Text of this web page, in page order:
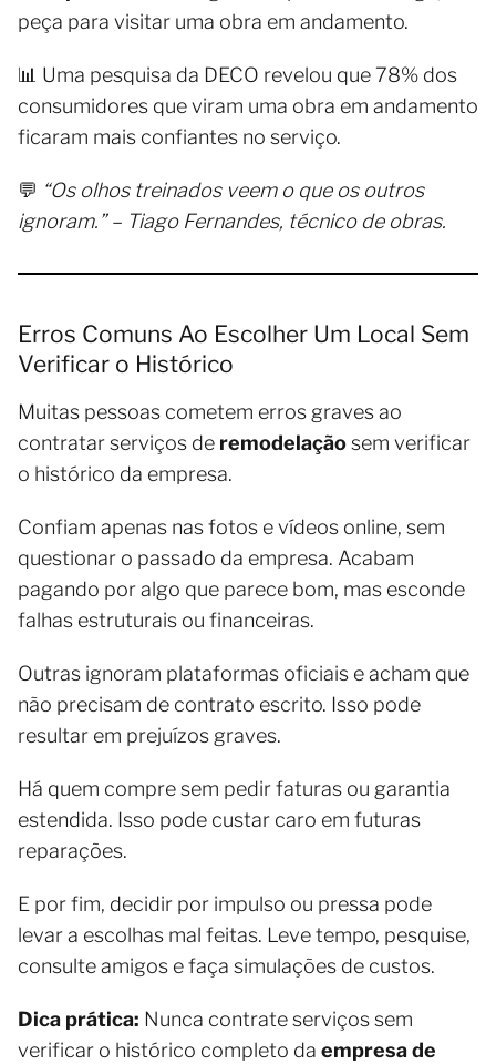
peça para visitar uma obra em andamento.
📊 Uma pesquisa da DECO revelou que 78% dos
consumidores que viram uma obra em andamento
ficaram mais confiantes no serviço.
💬 “Os olhos treinados veem o que os outros
ignoram.” – Tiago Fernandes, técnico de obras.
Erros Comuns Ao Escolher Um Local Sem
Verificar o Histórico
Muitas pessoas cometem erros graves ao
contratar serviços de remodelaçãosem verificar
o histórico da empresa.
Confiam apenas nas fotos e vídeos online, sem
questionar o passado da empresa. Acabam
pagando por algo que parece bom, mas esconde
falhas estruturais ou financeiras.
Outras ignoram plataformas oficiais e acham que
não precisam de contrato escrito. Isso pode
resultar em prejuízos graves.
Há quem compre sem pedir faturas ou garantia
estendida. Isso pode custar caro em futuras
reparações.
E por fim, decidir por impulso ou pressa pode
levar a escolhas mal feitas. Leve tempo, pesquise,
consulte amigos e faça simulações de custos.
Dica prática: Nunca contrate serviços sem
verificar o histórico completo da empresa de